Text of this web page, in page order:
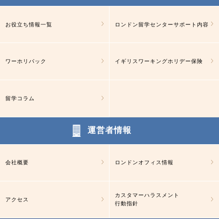
お役立ち情報一覧 ロンドン留学センターサポート内容
ワーホリパック イギリスワーキングホリデー保険
留学コラム
運営者情報
会社概要 ロンドンオフィス情報
アクセス
カスタマーハラスメント
行動指針